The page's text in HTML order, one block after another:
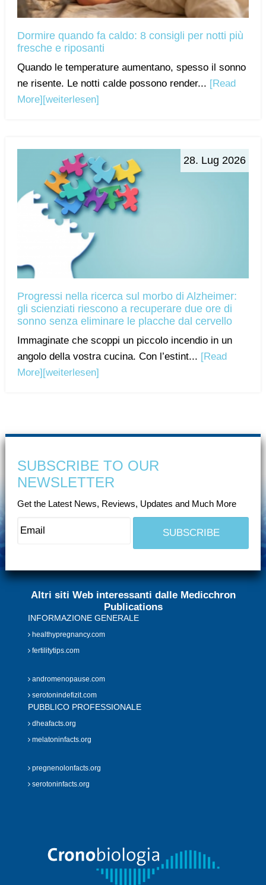
Dormire quando fa caldo: 8 consigli per notti più
fresche e riposanti
Quando le temperature aumentano, spesso il sonno
ne risente. Le notti calde possono render... [Read
More] [weiterlesen]
28. Lug 2026
Progressi nella ricerca sul morbo di Alzheimer:
gli scienziati riescono a recuperare due ore di
sonno senza eliminare le placche dal cervello
Immaginate che scoppi un piccolo incendio in un
angolo della vostra cucina. Con l’estint... [Read
More][weiterlesen]
SUBSCRIBE TO OUR
NEWSLETTER
Get the Latest News, Reviews, Updates and Much More
Altri siti Web interessanti dalle Medicchron
Publications
INFORMAZIONE GENERALE
healthypregnancy.com
fertilitytips.com
andromenopause.com
serotonindefizit.com
PUBBLICO PROFESSIONALE
dheafacts.org
melatoninfacts.org
pregnenolonfacts.org
serotoninfacts.org